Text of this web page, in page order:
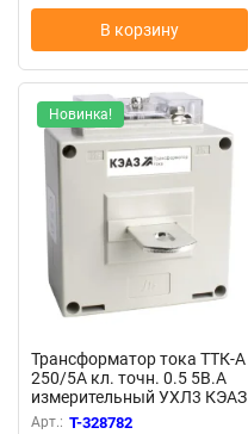
В корзину
Новинка!
Трансформатор тока ТТК-А
250/5А кл. точн. 0.5 5В.А
измерительный УХЛ3 КЭАЗ
219605
Арт.: T-328782